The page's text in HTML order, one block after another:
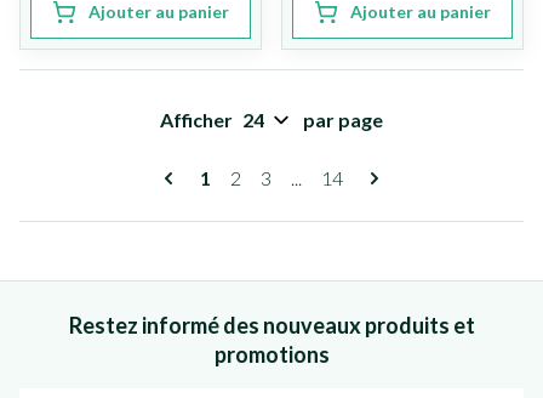
Ajouter au panier Ajouter au panier
Vous lisez actuellement la page
1 Page
2 Page
3 ... Page
14
Afficher par page
Restez informé des nouveaux produits et
promotions